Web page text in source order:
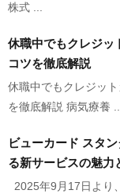
株式 ...
休職中でもクレジッ
コツを徹底解説
休職中でもクレジッ
を徹底解説 病気療養 ...
ビューカード スタ
る新サービスの魅力
2025年9月17日より